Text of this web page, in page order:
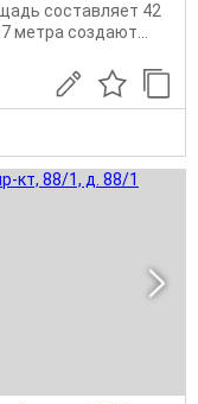
составляет 42
метра создают...